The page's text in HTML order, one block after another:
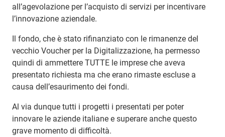
all’agevolazione per l’acquisto di servizi per incentivare
l’innovazione aziendale.
Il fondo, che è stato rifinanziato con le rimanenze del
vecchio Voucher per la Digitalizzazione, ha permesso
quindi di ammettere TUTTE le imprese che aveva
presentato richiesta ma che erano rimaste escluse a
causa dell’esaurimento dei fondi.
Al via dunque tutti i progetti i presentati per poter
innovare le aziende italiane e superare anche questo
grave momento di difficoltà.